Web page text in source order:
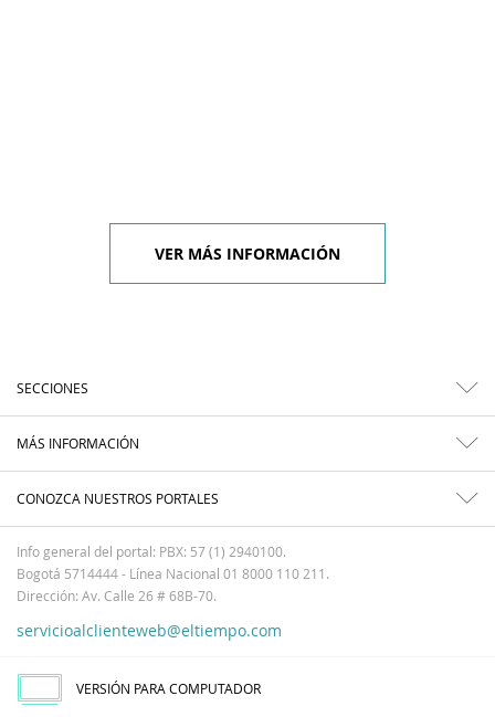
VER MÁS INFORMACIÓN
SECCIONES
MÁS INFORMACIÓN
CONOZCA NUESTROS PORTALES
Info general del portal: PBX: 57 (1) 2940100.
Bogotá 5714444 - Línea Nacional 01 8000 110 211.
Dirección: Av. Calle 26 # 68B-70.
servicioalclienteweb@eltiempo.com
VERSIÓN PARA COMPUTADOR